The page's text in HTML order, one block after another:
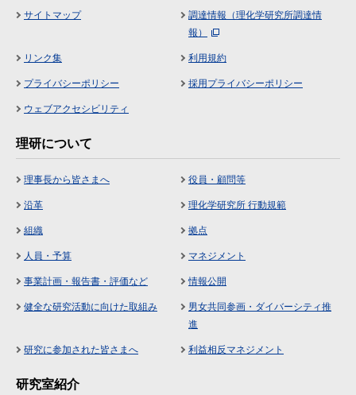
サイトマップ
調達情報（理化学研究所調達情
報）
リンク集 利用規約
プライバシーポリシー 採用プライバシーポリシー
ウェブアクセシビリティ
理研について
理事長から皆さまへ 役員・顧問等
沿革 理化学研究所 行動規範
組織 拠点
人員・予算 マネジメント
事業計画・報告書・評価など 情報公開
健全な研究活動に向けた取組み
男女共同参画・ダイバーシティ推
進
研究に参加された皆さまへ 利益相反マネジメント
研究室紹介